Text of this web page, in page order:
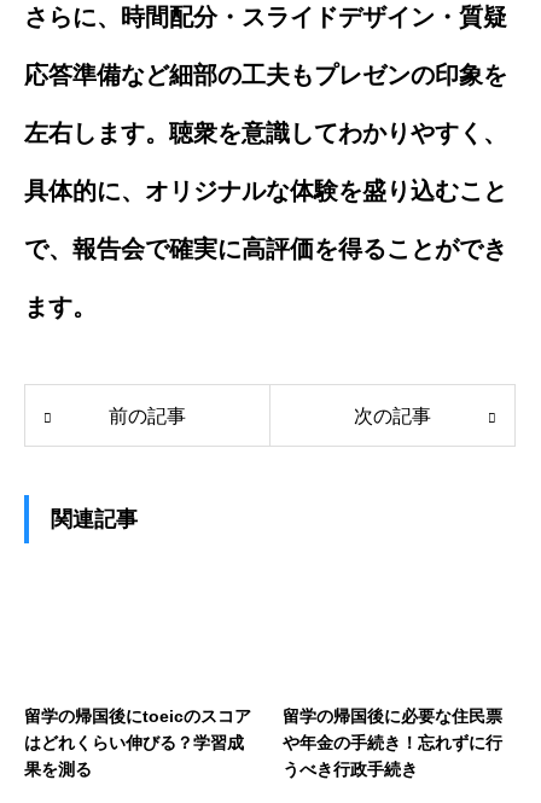
さらに、時間配分・スライドデザイン・質疑
応答準備など細部の工夫もプレゼンの印象を
左右します。聴衆を意識してわかりやすく、
具体的に、オリジナルな体験を盛り込むこと
で、報告会で確実に高評価を得ることができ
ます。
前の記事 次の記事
関連記事
留学の帰国後にtoeicのスコア
はどれくらい伸びる？学習成
果を測る
留学の帰国後に必要な住民票
や年金の手続き！忘れずに行
うべき行政手続き